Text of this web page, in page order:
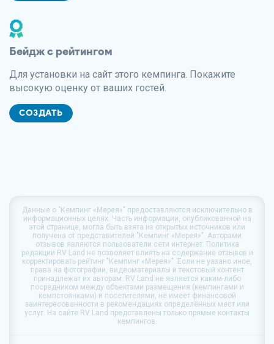
Бейдж с рейтингом
Для установки на сайт этого кемпинга. Покажите
высокую оценку от ваших гостей.
СОЗДАТЬ
Данные о "Кемпинг «Мерея»" предоставляются исключительно в
информационных целях. Часть информации, опубликованной на
этой странице, могла быть взята из открытых источников или
получена от представителей "Кемпинг «Мерея»". Авторами
отзывов являются пользователи сети интернет. Политика
редакции RV Land не позволяет влиять на содержание отзывов и
корректировать рейтинг "Кемпинг «Мерея»". Если не уазано иное,
права на фотографии, видеоматериалы и текстовый контент
принадлежат их авторам. RV Land не является каким-либо
посредником между объектами размещения (кемпингами и
кемпстоянками) и посетителями, не имеет финансовой
заинтересованности в рекомендациях определённых мест или
услуг. На сайте RV Land представлены только прямые контакты
кемпингов.